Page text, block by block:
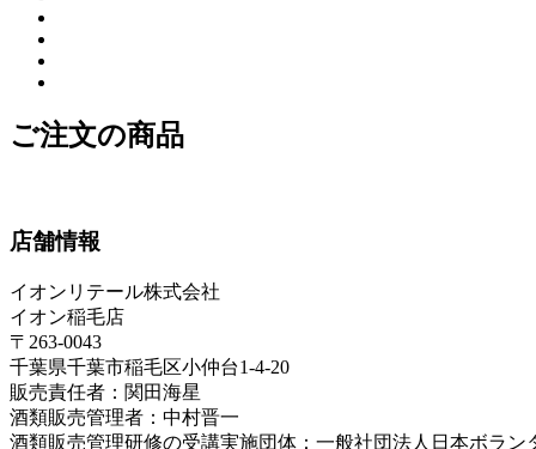
ご注文の商品
店舗情報
イオンリテール株式会社
イオン稲毛店
〒263-0043
千葉県千葉市稲毛区小仲台1-4-20
販売責任者：関田海星
酒類販売管理者：中村晋一
酒類販売管理研修の受講実施団体：一般社団法人日本ボラン